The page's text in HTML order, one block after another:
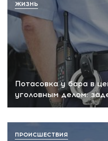
Потасовка у бара в
уголовным делом:
ЖИЗНЬ
ПРОИСШЕСТВИЯ